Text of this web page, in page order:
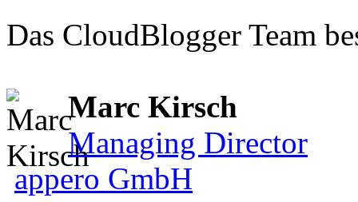
Das CloudBlogger Team
Marc Kirsch
Managing Director
appero GmbH